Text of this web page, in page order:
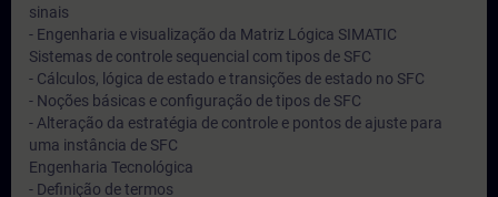
sinais
- Engenharia e visualização da Matriz Lógica SIMATIC
Sistemas de controle sequencial com tipos de SFC
- Cálculos, lógica de estado e transições de estado no SFC
- Noções básicas e configuração de tipos de SFC
- Alteração da estratégia de controle e pontos de ajuste para
uma instância de SFC
Engenharia Tecnológica
- Definição de termos